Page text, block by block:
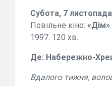
Субота, 7 листопада
Повільне кіно: «Дім»
1997. 120 хв.
Де: Набережно-
Вдалого тижня,